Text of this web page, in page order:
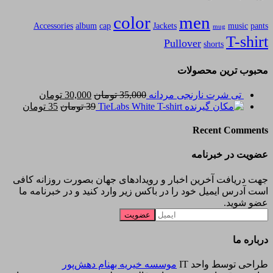
Accessories album cap color Jackets men mug music pants
Pullover shorts T-shirt
محبوب ترین محصولات
تی شرت نارنجی مردانه 35,000 تومان قیمت
اصلی
30,000 تومان
فعلی
TieLabs White T-shirt
39 تومان قیمت
35 تومان
Recent Comments
عضویت در خبرنامه
جهت دریافت آخرین اخبار و رویدادهای جهان بصورت روزانه کافی
است آدرس ایمیل خود را در باکس زیر وارد کنید و در خبرنامه ما
عضو شوید.
درباره ما
طراحی توسط واحد IT
موسسه خیریه بهنام دهش‌پور